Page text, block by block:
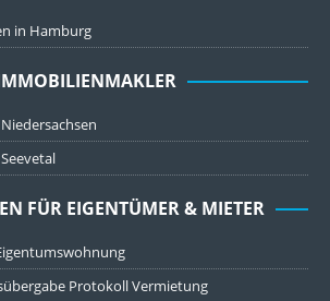
in Hamburg
FÜR EIGENTÜMER & MIETER
Protokoll Vermietung